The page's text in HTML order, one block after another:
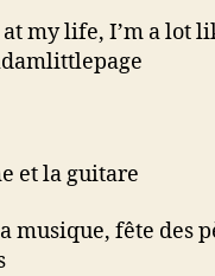
my life, I’m a lot
et la guitare
musique, fête des